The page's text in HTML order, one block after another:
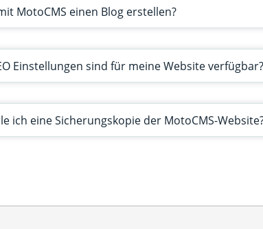
MotoCMS einen Blog erstellen?
Einstellungen sind für meine Website verfügbar?
ich eine Sicherungskopie der MotoCMS-